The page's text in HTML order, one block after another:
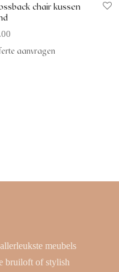
chair kussen
aanvragen
meubels
bruiloft of stylish